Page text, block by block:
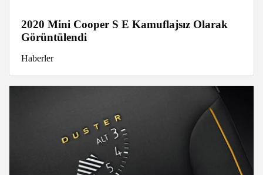
2020 Mini Cooper S E Kamuflajsız Olarak
Görüntülendi
Haberler